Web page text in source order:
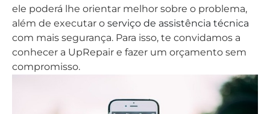
ele poderá lhe orientar melhor sobre o problema,
além de executar o serviço de assistência técnica
com mais segurança. Para isso, te convidamos a
conhecer a UpRepair e fazer um orçamento sem
compromisso.